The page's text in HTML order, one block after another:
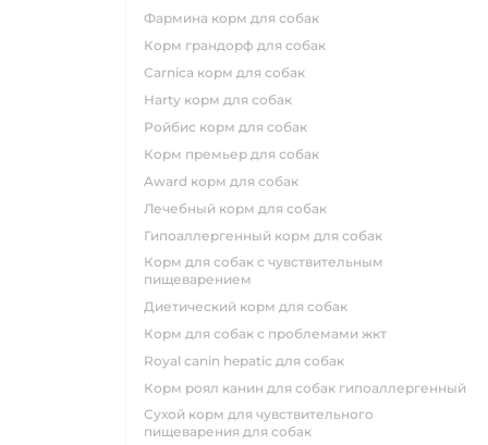
фармина корм для собак
корм грандорф для собак
carnica корм для собак
harty корм для собак
ройбис корм для собак
корм премьер для собак
award корм для собак
лечебный корм для собак
гипоаллергенный корм для собак
корм для собак с чувствительным
пищеварением
диетический корм для собак
корм для собак с проблемами жкт
royal canin hepatic для собак
корм роял канин для собак гипоаллергенный
сухой корм для чувствительного
пищеварения для собак